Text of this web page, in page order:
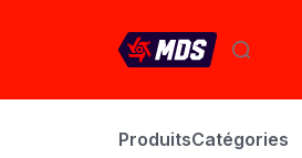
ProduitsCatégories